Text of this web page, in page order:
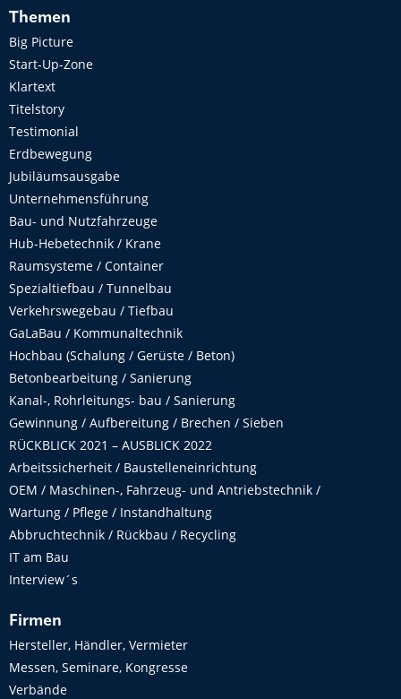
Themen
Big Picture
Start-Up-Zone
Klartext
Titelstory
Testimonial
Erdbewegung
Jubiläumsausgabe
Unternehmensführung
Bau- und Nutzfahrzeuge
Hub-Hebetechnik / Krane
Raumsysteme / Container
Spezialtiefbau / Tunnelbau
Verkehrswegebau / Tiefbau
GaLaBau / Kommunaltechnik
Hochbau (Schalung / Gerüste / Beton)
Betonbearbeitung / Sanierung
Kanal-, Rohrleitungs- bau / Sanierung
Gewinnung / Aufbereitung / Brechen / Sieben
RÜCKBLICK 2021 – AUSBLICK 2022
Arbeitssicherheit / Baustelleneinrichtung
OEM / Maschinen-, Fahrzeug- und Antriebstechnik /
Wartung / Pflege / Instandhaltung
Abbruchtechnik / Rückbau / Recycling
IT am Bau
Interview´s
Firmen
Hersteller, Händler, Vermieter
Messen, Seminare, Kongresse
Verbände